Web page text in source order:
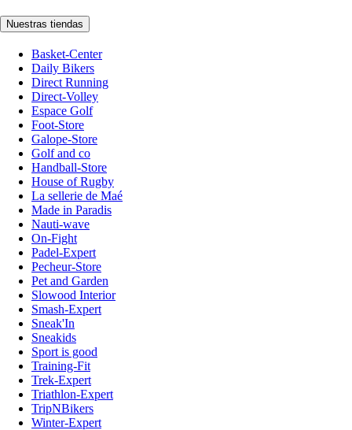
Nuestras tiendas
Basket-Center
Daily Bikers
Direct Running
Direct-Volley
Espace Golf
Foot-Store
Galope-Store
Golf and co
Handball-Store
House of Rugby
La sellerie de Maé
Made in Paradis
Nauti-wave
On-Fight
Padel-Expert
Pecheur-Store
Pet and Garden
Slowood Interior
Smash-Expert
Sneak'In
Sneakids
Sport is good
Training-Fit
Trek-Expert
Triathlon-Expert
TripNBikers
Winter-Expert